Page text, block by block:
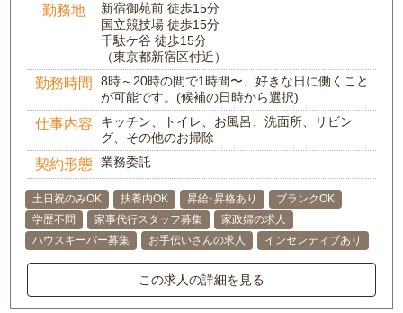
勤務地
新宿御苑前 徒歩15分
国立競技場 徒歩15分
千駄ケ谷 徒歩15分
（東京都新宿区付近）
勤務時間
8時～20時の間で1時間〜、好きな日に働くこと
が可能です。(候補の日時から選択)
仕事内容
キッチン、トイレ、お風呂、洗面所、リビン
グ、その他のお掃除
契約形態 業務委託
土日祝のみOK 扶養内OK 昇給･昇格あり
ブランクOK
学歴不問
家事代行スタッフ募集
家政婦の求人
ハウスキーパー募集
お手伝いさんの求人 インセンティブあり
この求人の詳細を見る